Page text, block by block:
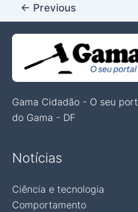
← Previous
Gama Cidadão - O seu
do Gama - DF
Notícias
Ciência e tecnologia
Comportamento